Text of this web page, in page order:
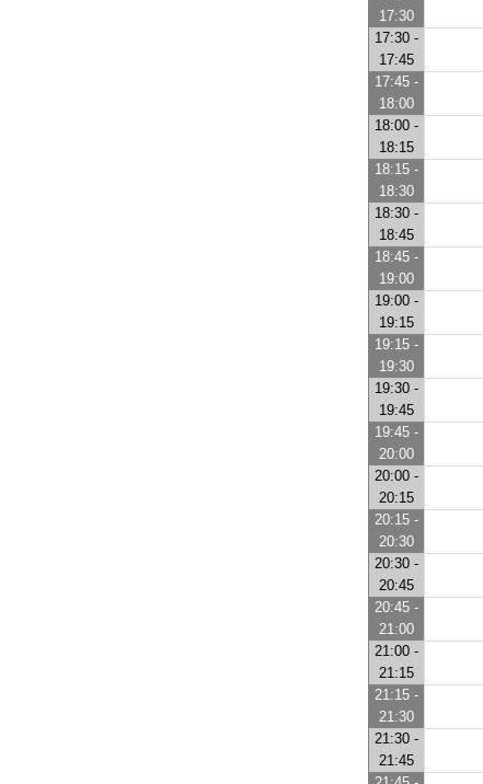
17:30
17:30 -
17:45
17:45 -
18:00
18:00 -
18:15
18:15 -
18:30
18:30 -
18:45
18:45 -
19:00
19:00 -
19:15
19:15 -
19:30
19:30 -
19:45
19:45 -
20:00
20:00 -
20:15
20:15 -
20:30
20:30 -
20:45
20:45 -
21:00
21:00 -
21:15
21:15 -
21:30
21:30 -
21:45